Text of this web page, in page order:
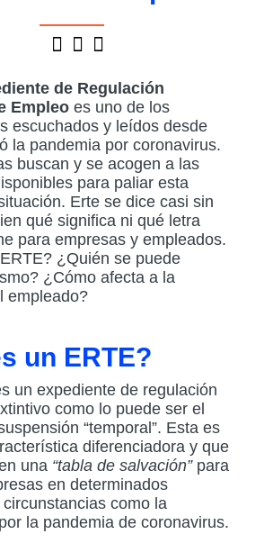
de Regulación
Empleo es uno de los
escuchados y leídos desde
la pandemia por coronavirus.
buscan y se acogen a las
para paliar esta
Erte se dice casi sin
qué significa ni qué letra
para empresas y empleados.
¿Quién se puede
¿Cómo afecta a la
empleado?
un ERTE?
un expediente de regulación
como lo puede ser el
“temporal”. Esta es
diferenciadora y que
una “tabla de salvación”para
en determinados
como la
la pandemia de coronavirus.